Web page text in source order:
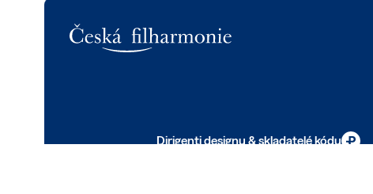
Dirigenti designu & skladatelé kódu